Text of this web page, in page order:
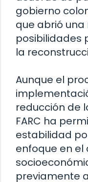
gobierno
que abrió
posibilidades
la
Aunque el
reducción de
FARC ha
estabilidad
enfoque en el
previamente